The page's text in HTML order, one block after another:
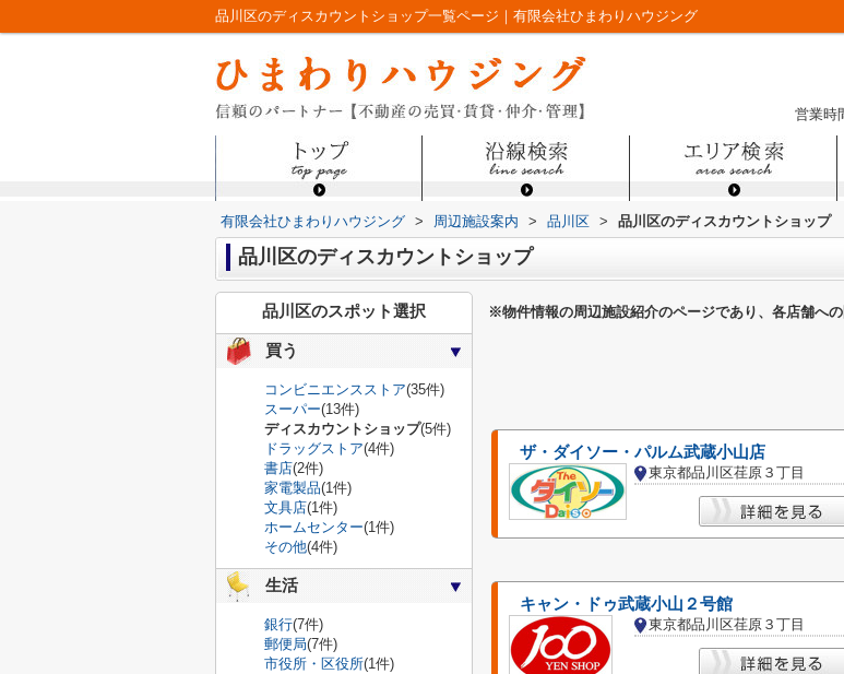
品川区のディスカウントショップ一覧ページ｜有限会社ひまわりハウジング
営業時
有限会社ひまわりハウジング > 周辺施設案内 > 品川区 > 品川区のディスカウントショップ
品川区のディスカウントショップ
※物件情報の周辺施設紹介のページであり、各店舗へ
ザ・ダイソー・パルム武蔵小山店
東京都品川区荏原３丁目
キャン・ドゥ武蔵小山２号館
東京都品川区荏原３丁目
品川区のスポット選択
買う
コンビニエンスストア(35件)
スーパー(13件)
ディスカウントショップ(5件)
ドラッグストア(4件)
書店(2件)
家電製品(1件)
文具店(1件)
ホームセンター(1件)
その他(4件)
生活
銀行(7件)
郵便局(7件)
市役所・区役所(1件)